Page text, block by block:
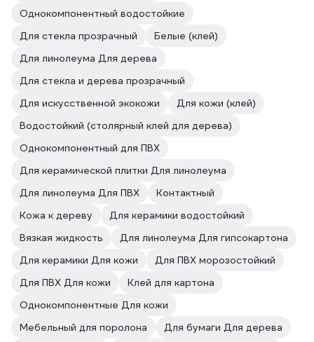
Однокомпонентный водостойкие
Для стекла прозрачный
Белые (клей)
Для линолеума Для дерева
Для стекла и дерева прозрачный
Для искусственной экокожи
Для кожи (клей)
Водостойкий (столярный клей для дерева)
Однокомпонентный для ПВХ
Для керамической плитки Для линолеума
Для линолеума Для ПВХ
Контактный
Кожа к дереву
Для керамики водостойкий
Вязкая жидкость
Для линолеума Для гипсокартона
Для керамики Для кожи
Для ПВХ морозостойкий
Для ПВХ Для кожи
Клей для картона
Однокомпонентные Для кожи
Мебельный для поролона
Для бумаги Для дерева